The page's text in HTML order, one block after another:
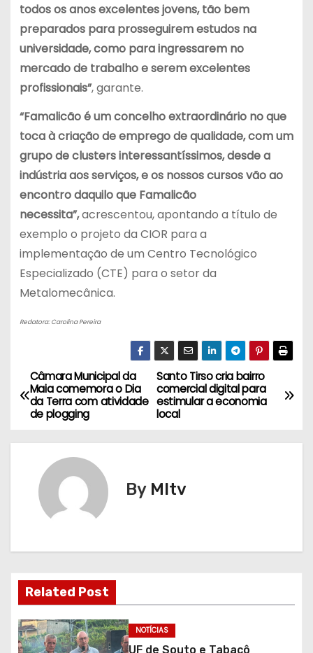
todos os anos excelentes jovens, tão bem
preparados para prosseguirem estudos na
universidade, como para ingressarem no
mercado de trabalho e serem excelentes
profissionais”, garante.
“Famalicão é um concelho extraordinário no que
toca à criação de emprego de qualidade, com um
grupo de clusters interessantíssimos, desde a
indústria aos serviços, e os nossos cursos vão ao
encontro daquilo que Famalicão
necessita”,acrescentou, apontando a título de
exemplo o projeto da CIOR para a
implementação de um Centro Tecnológico
Especializado (CTE) para o setor da
Metalomecânica.
Redatora: Carolina Pereira
N
a
v
ç
ã
o
Santo Tirso cria bairro
comercial digital para
estimular a economia
local
Câmara Municipal da
Maia comemora o Dia
da Terra com atividade
de plogging
By MItv
Related Post
NOTÍCIAS
UF de Souto e Tabaçô